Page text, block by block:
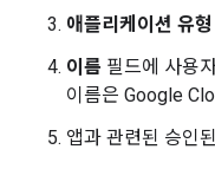
애플리케이션 유형
이름 필드에 사용
이름은 Google
앱과 관련된 승인